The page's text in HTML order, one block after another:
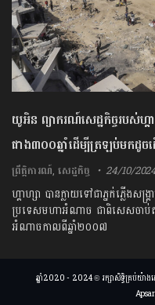
យូអិន ព្យាករណ៍សេដ្ឋកិច្ចរបស់
ជាង៣០០ឆ្នាំដើម្បីត្រឡប់មកដូច
ព្រឹត្តិការណ៍,សេដ្ឋកិច្ច 24/10/
ហ្គាហ្សា បានក្លាយទៅជាភ្នក់ភ្លើងសង្គ្
ប្រទេសមហាអំណាច ជាពិសេសចាប់ត
អំណាចកាលពីឆ្នាំ២០០៧
ឆ្នាំ2020 - 2024 © រក្សាសិទ្ធិគ្រប់យ៉ាង